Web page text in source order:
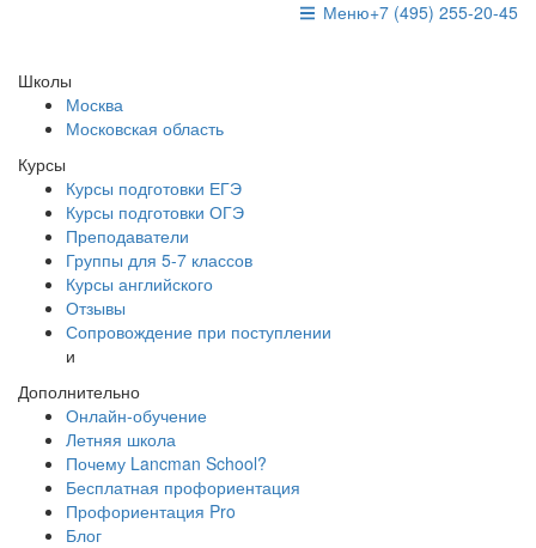
+7 (495) 255-20-45
Меню
Школы
Москва
Московская область
Курсы
Курсы подготовки ЕГЭ
Курсы подготовки ОГЭ
Преподаватели
Группы для 5-7 классов
Курсы английского
Отзывы
Сопровождение при поступлении
и
Дополнительно
Онлайн-обучение
Летняя школа
Почему Lancman School?
Бесплатная профориентация
Профориентация Pro
Блог